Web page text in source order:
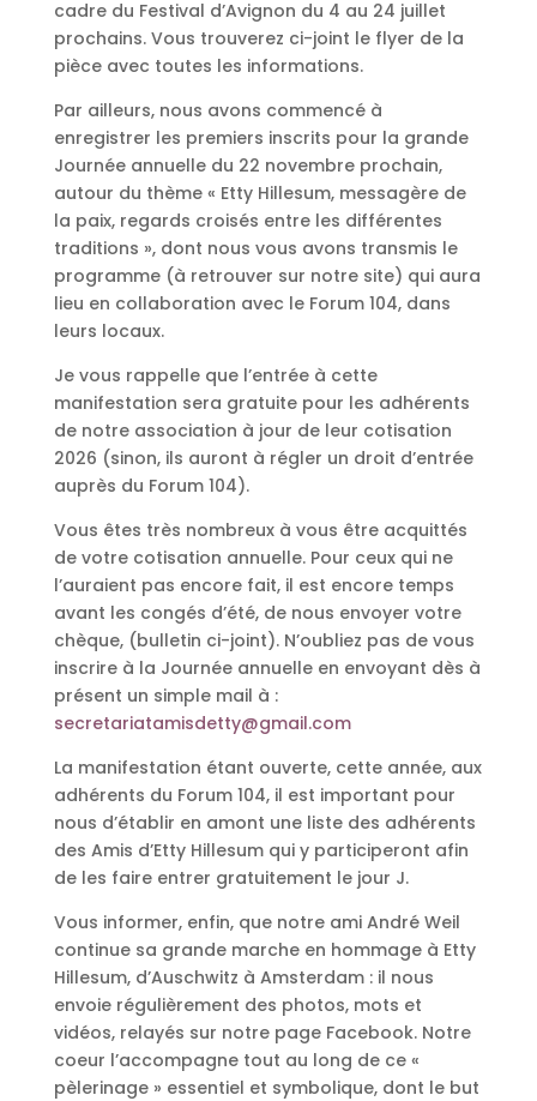
cadre du Festival d’Avignon du 4 au 24 juillet
prochains. Vous trouverez ci-joint le flyer de la
pièce avec toutes les informations.
Par ailleurs, nous avons commencé à
enregistrer les premiers inscrits pour la grande
Journée annuelle du 22 novembre prochain,
autour du thème « Etty Hillesum, messagère de
la paix, regards croisés entre les différentes
traditions », dont nous vous avons transmis le
programme (à retrouver sur notre site) qui aura
lieu en collaboration avec le Forum 104, dans
leurs locaux.
Je vous rappelle que l’entrée à cette
manifestation sera gratuite pour les adhérents
de notre association à jour de leur cotisation
2026 (sinon, ils auront à régler un droit d’entrée
auprès du Forum 104).
Vous êtes très nombreux à vous être acquittés
de votre cotisation annuelle. Pour ceux qui ne
l’auraient pas encore fait, il est encore temps
avant les congés d’été, de nous envoyer votre
chèque, (bulletin ci-joint). N’oubliez pas de vous
inscrire à la Journée annuelle en envoyant dès à
présent un simple mail à :
secretariatamisdetty@gmail.com
La manifestation étant ouverte, cette année, aux
adhérents du Forum 104, il est important pour
nous d’établir en amont une liste des adhérents
des Amis d’Etty Hillesum qui y participeront afin
de les faire entrer gratuitement le jour J.
Vous informer, enfin, que notre ami André Weil
continue sa grande marche en hommage à Etty
Hillesum, d’Auschwitz à Amsterdam : il nous
envoie régulièrement des photos, mots et
vidéos, relayés sur notre page Facebook. Notre
coeur l’accompagne tout au long de ce «
pèlerinage » essentiel et symbolique, dont le but